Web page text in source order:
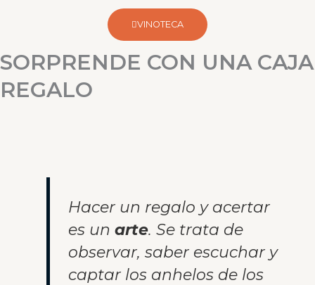
VINOTECA
SORPRENDE CON UNA CAJA
REGALO
Hacer un regalo y acertar
es unarte. Se trata de
observar, saber escuchar y
captar los anhelos de los